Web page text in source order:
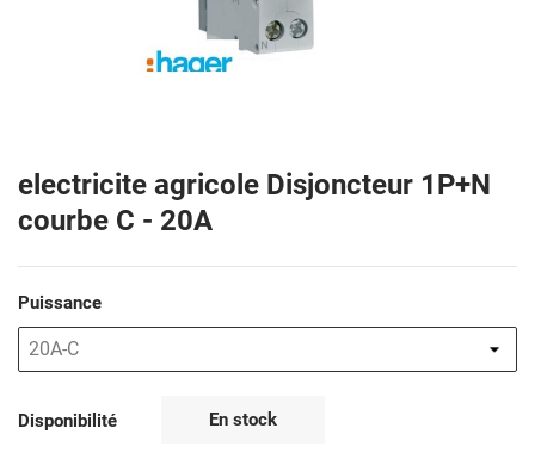
electricite agricole Disjoncteur 1P+N
courbe C - 20A
Puissance
Disponibilité En stock